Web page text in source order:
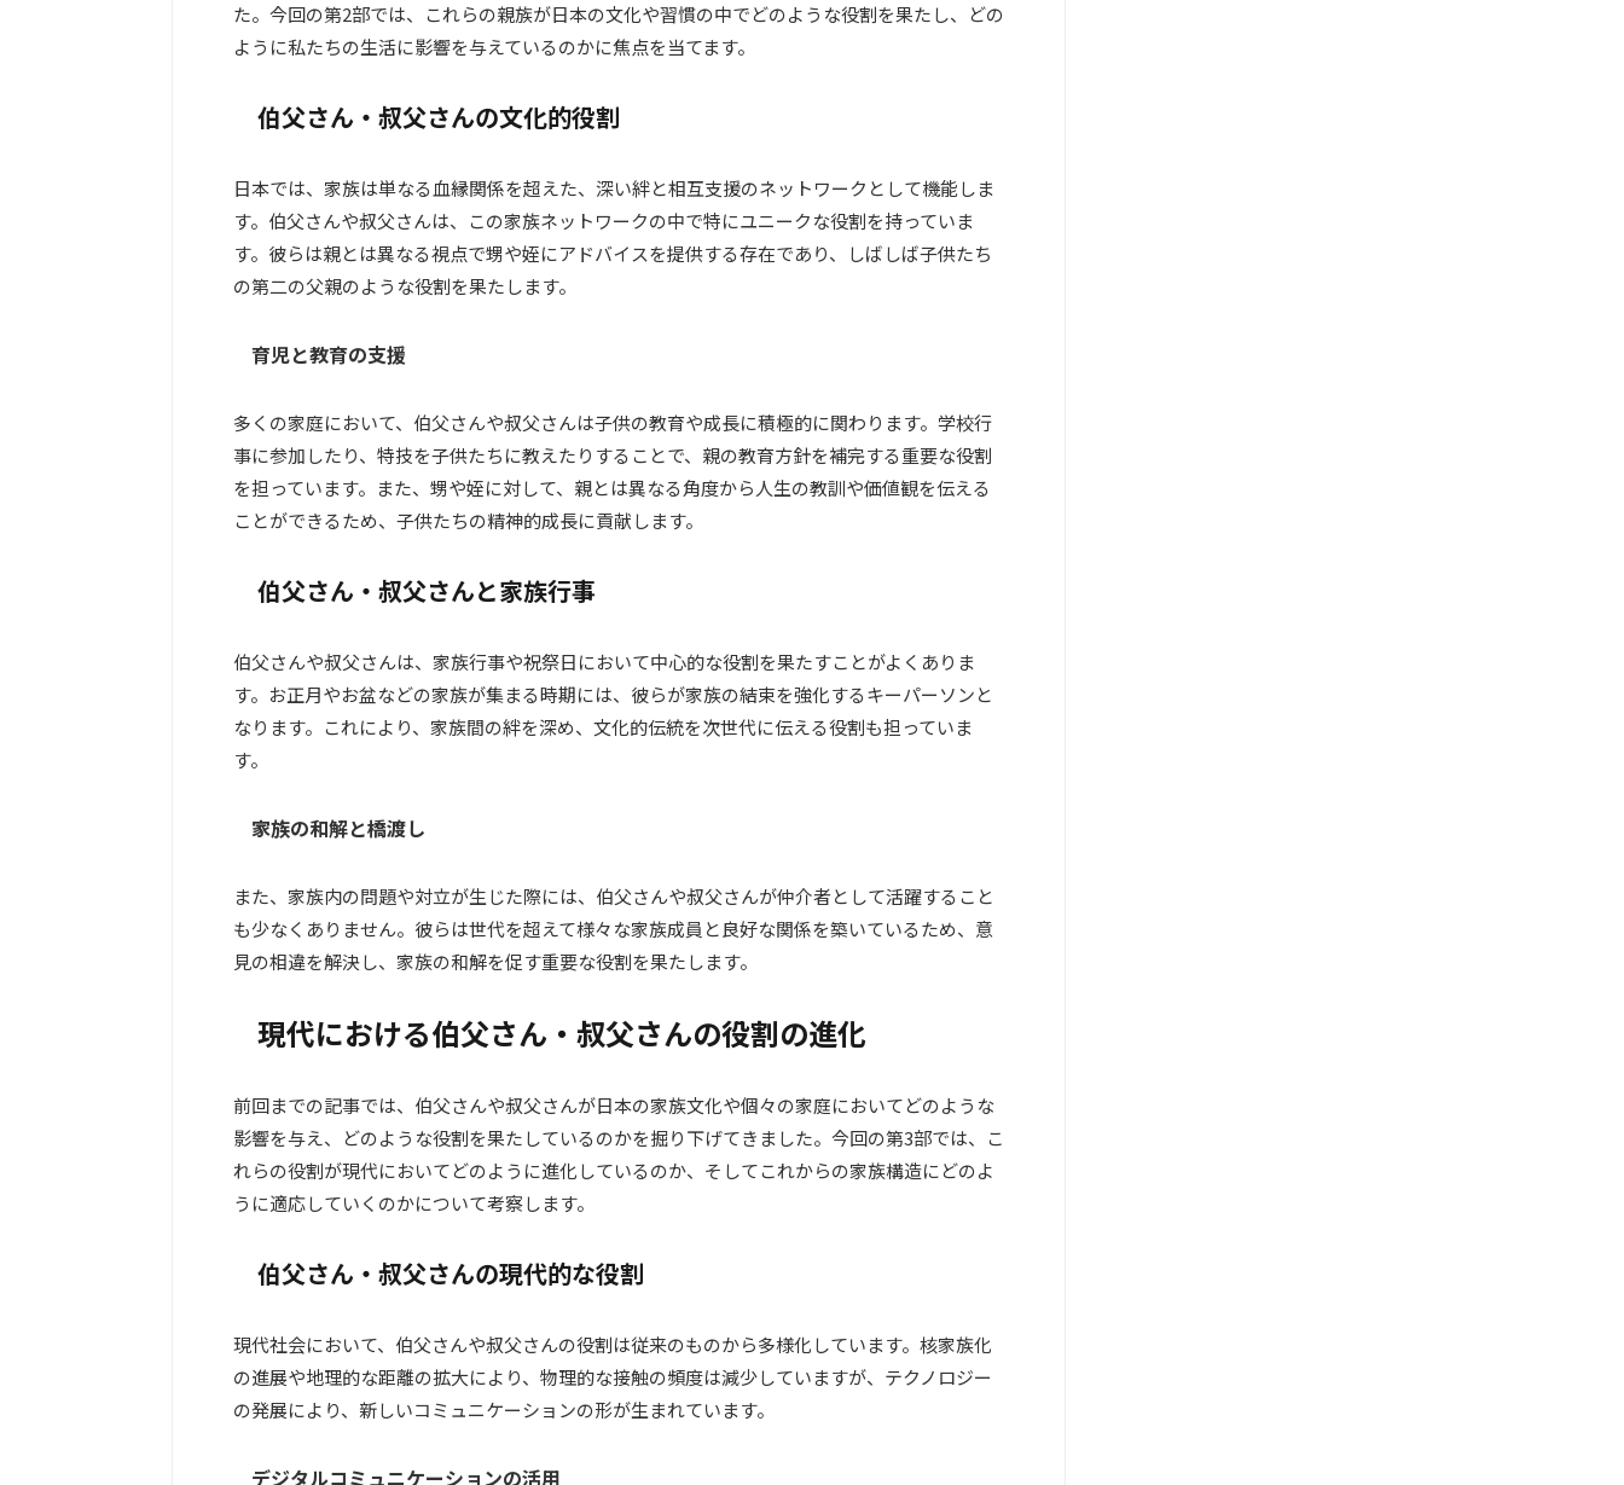
た。今回の第2部では、これらの親族が日本の文化や習慣の中でどのような役割を果たし、どの
ように私たちの生活に影響を与えているのかに焦点を当てます。
伯父さん・叔父さんの文化的役割
日本では、家族は単なる血縁関係を超えた、深い絆と相互支援のネットワークとして機能しま
す。伯父さんや叔父さんは、この家族ネットワークの中で特にユニークな役割を持っていま
す。彼らは親とは異なる視点で甥や姪にアドバイスを提供する存在であり、しばしば子供たち
の第二の父親のような役割を果たします。
育児と教育の支援
多くの家庭において、伯父さんや叔父さんは子供の教育や成長に積極的に関わります。学校行
事に参加したり、特技を子供たちに教えたりすることで、親の教育方針を補完する重要な役割
を担っています。また、甥や姪に対して、親とは異なる角度から人生の教訓や価値観を伝える
ことができるため、子供たちの精神的成長に貢献します。
伯父さん・叔父さんと家族行事
伯父さんや叔父さんは、家族行事や祝祭日において中心的な役割を果たすことがよくありま
す。お正月やお盆などの家族が集まる時期には、彼らが家族の結束を強化するキーパーソンと
なります。これにより、家族間の絆を深め、文化的伝統を次世代に伝える役割も担っていま
す。
家族の和解と橋渡し
また、家族内の問題や対立が生じた際には、伯父さんや叔父さんが仲介者として活躍すること
も少なくありません。彼らは世代を超えて様々な家族成員と良好な関係を築いているため、意
見の相違を解決し、家族の和解を促す重要な役割を果たします。
現代における伯父さん・叔父さんの役割の進化
前回までの記事では、伯父さんや叔父さんが日本の家族文化や個々の家庭においてどのような
影響を与え、どのような役割を果たしているのかを掘り下げてきました。今回の第3部では、こ
れらの役割が現代においてどのように進化しているのか、そしてこれからの家族構造にどのよ
うに適応していくのかについて考察します。
伯父さん・叔父さんの現代的な役割
現代社会において、伯父さんや叔父さんの役割は従来のものから多様化しています。核家族化
の進展や地理的な距離の拡大により、物理的な接触の頻度は減少していますが、テクノロジー
の発展により、新しいコミュニケーションの形が生まれています。
デジタルコミュニケーションの活用